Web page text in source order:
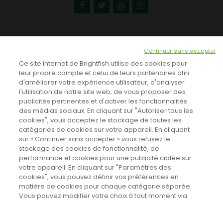
TOUTES LES NEWS
CINEVOX SUR FACEBOOK
Ce site internet de Brightfish utilise des cookies pour
leur propre compte et celui de leurs partenaires afin
d'améliorer votre expérience utilisateur, d'analyser
l'utilisation de notre site web, de vous proposer des
publicités pertinentes et d'activer les fonctionnalités
des médias sociaux. En cliquant sur "Autoriser tous les
cookies", vous acceptez le stockage de toutes les
catégories de cookies sur votre appareil. En cliquant
sur « Continuer sans accepter » vous refusez le
stockage des cookies de fonctionnalité, de
performance et cookies pour une publicité ciblée sur
votre appareil. En cliquant sur "Paramètres des
cookies", vous pouvez définir vos préférences en
matière de cookies pour chaque catégorie séparée.
Vous pouvez modifier votre choix à tout moment via
Continuer sans accepter